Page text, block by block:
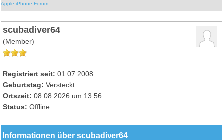
Apple iPhone Forum
scubadiver64
(Member)
Registriert seit: 01.07.2008
Geburtstag: Versteckt
Ortszeit: 08.08.2026 um 13:56
Status: Offline
Informationen über scubadiver64